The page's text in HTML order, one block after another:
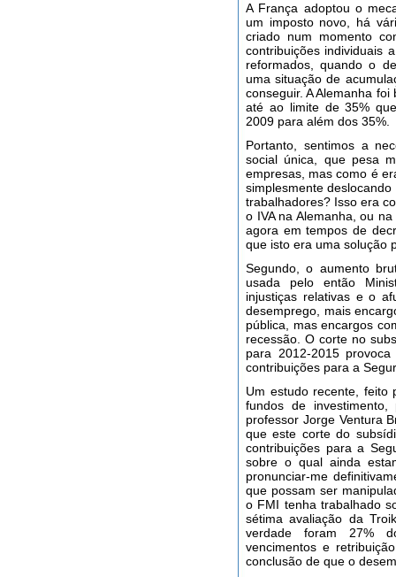
A França adoptou o
um imposto novo, há
criado num momento
contribuições individuais
reformados, quando o
uma situação de
conseguir. A Alemanha
até ao limite de 35%
2009 para além dos 35%.
Portanto, sentimos a
social única, que pesa
empresas, mas como é
simplesmente
trabalhadores? Isso era
o IVA na Alemanha, ou
agora em tempos de
que isto era uma solução
Segundo, o aumento
usada pelo então
injustiças relativas e o
desemprego, mais
pública, mas encargos
recessão. O corte no
para 2012-2015
contribuições para a
Um estudo recente, feito
fundos de
professor Jorge Ventura
que este corte do
contribuições para a
sobre o qual ainda
pronunciar-me
que possam ser
o FMI tenha trabalhado
sétima avaliação da
verdade foram 27%
vencimentos e
conclusão de que o